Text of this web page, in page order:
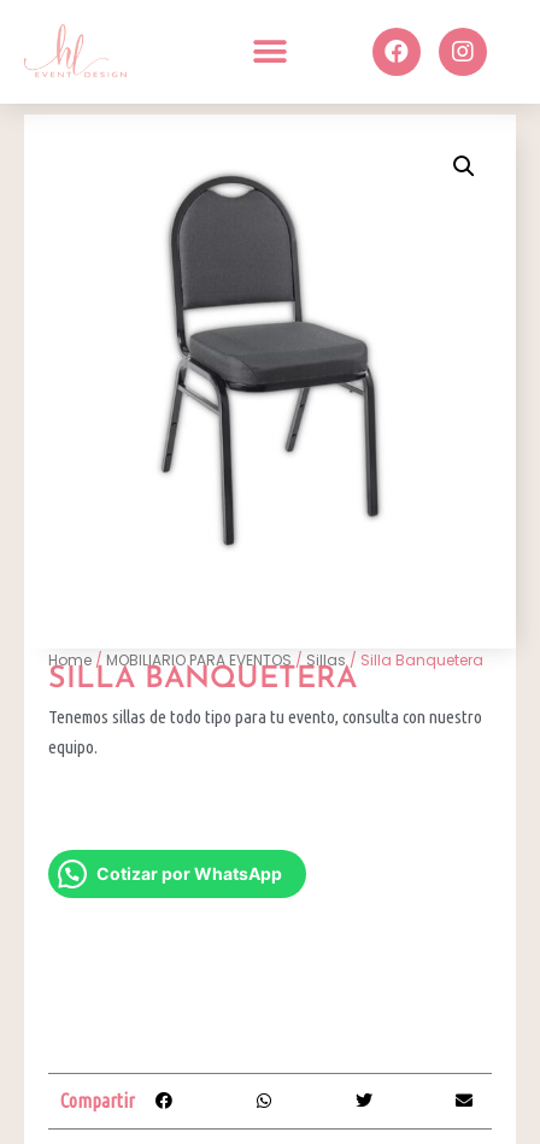
Home / MOBILIARIO PARA EVENTOS/Sillas/ Silla Banquetera
SILLA BANQUETERA
Tenemos sillas de todo tipo para tu evento, consulta con nuestro
equipo.
Cotizar por WhatsApp
Compartir